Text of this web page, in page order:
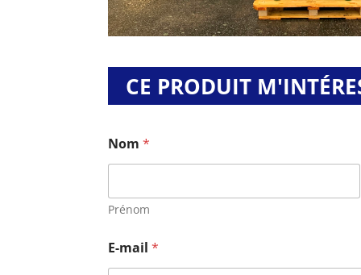
CE PRODUIT
Nom*
Prénom
E-mail*